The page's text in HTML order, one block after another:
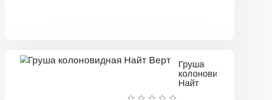
Груша
колоновидная
Найт